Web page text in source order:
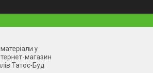
у
магазин
Татос-Буд